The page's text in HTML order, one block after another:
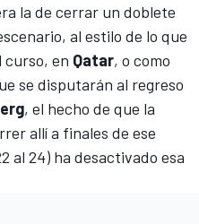
la de cerrar un doblete
al estilo de lo que
curso, en Qatar, o como
se disputarán al regreso
, el hecho de que la
allí a finales de ese
al 24) ha desactivado esa